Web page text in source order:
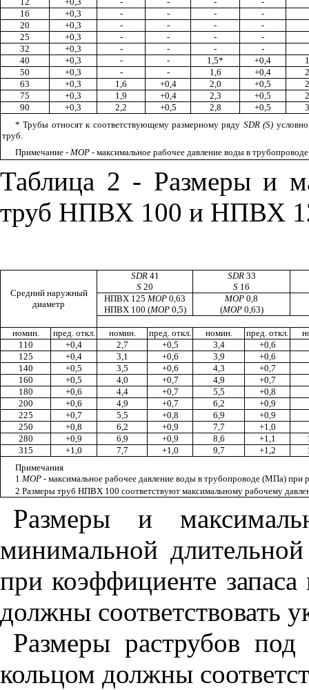
16
+0,3 - - -
-
20
+0,3 - - -
-
25
+0,3 - - -
-
32
+0,3 - - -
-
40
+0,3 - - 1,5* +0,4
50
+0,3 - - 1,6 +0,4
63
+0,3 1,6 +0,4 2,0 +0,5
75
+0,3 1,9 +0,4 2,3 +0,5
90
+0,3 2,2 +0,5 2,8 +0,5
* Трубы относят к соответствующему размерному ряду SDR (S)
труб.
Примечание - MOP- максимальное рабочее давление воды в
Таблица 2 - Размеры и
труб НПВХ 100 и НПВХ
Средний наружный
диаметр
SDR 41
S 20
SDR 33
S 16
НПВХ 125 MOP 0,63
НПВХ100 (MOP0,5)
MOP 0,8
(MOP 0,63)
номин. пред. откл. номин. пред. откл. номин. пред. откл.
110
+0,4 2,7 +0,5 3,4
+0,6
125
+0,4 3,1 +0,6 3,9
+0,6
140
+0,5 3,5 +0,6 4,3
+0,7
160
+0,5 4,0 +0,7 4,9
+0,7
180
+0,6 4,4 +0,7 5,5
+0,8
200
+0,6 4,9 +0,7 6,2
+0,9
225
+0,7 5,5 +0,8 6,9
+0,9
250
+0,8 6,2 +0,9 7,7
+1,0
280
+0,9 6,9 +0,9 8,6 +1,1
315
+1,0 7,7 +1,0 9,7 +1,2
Примечания
1 MOP- максимальное рабочее давление воды в трубопроводе (МПа) при
2 Размеры труб НПВХ 100 соответствуют максимальному рабочему
Размеры и
минимальной
при коэффициенте
должны соответствовать
Размеры раструбов
кольцом должны